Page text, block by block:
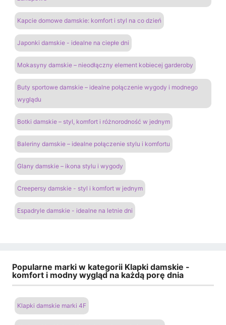
Kapcie domowe damskie: komfort i styl na co dzień
Japonki damskie - idealne na ciepłe dni
Mokasyny damskie – nieodłączny element kobiecej garderoby
Buty sportowe damskie – idealne połączenie wygody i modnego
wyglądu
Botki damskie – styl, komfort i różnorodność w jednym
Baleriny damskie – idealne połączenie stylu i komfortu
Glany damskie – ikona stylu i wygody
Creepersy damskie - styl i komfort w jednym
Espadryle damskie - idealne na letnie dni
Popularne marki w kategorii Klapki damskie -
komfort i modny wygląd na każdą porę dnia
Klapki damskie marki 4F